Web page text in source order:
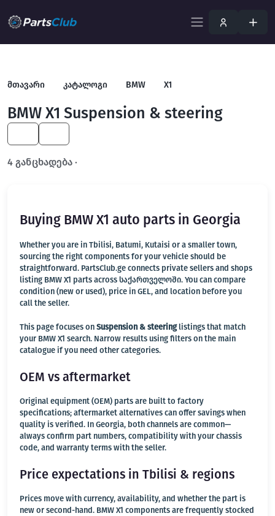
მთავარი კატალოგი BMW X1
BMW X1 Suspension & steering
4 განცხადება ·
Buying BMW X1 auto parts in Georgia
Whether you are in Tbilisi, Batumi, Kutaisi or a smaller town,
sourcing the right components for your vehicle should be
straightforward. PartsClub.ge connects private sellers and shops
listing BMW X1 parts across საქართველოში. You can compare
condition (new or used), price in GEL, and location before you
call the seller.
This page focuses on Suspension & steeringlistings that match
your BMW X1 search. Narrow results using filters on the main
catalogue if you need other categories.
OEM vs aftermarket
Original equipment (OEM) parts are built to factory
specifications; aftermarket alternatives can offer savings when
quality is verified. In Georgia, both channels are common—
always confirm part numbers, compatibility with your chassis
code, and warranty terms with the seller.
Price expectations in Tbilisi & regions
Prices move with currency, availability, and whether the part is
new or second-hand. BMW X1 components are frequently stocked